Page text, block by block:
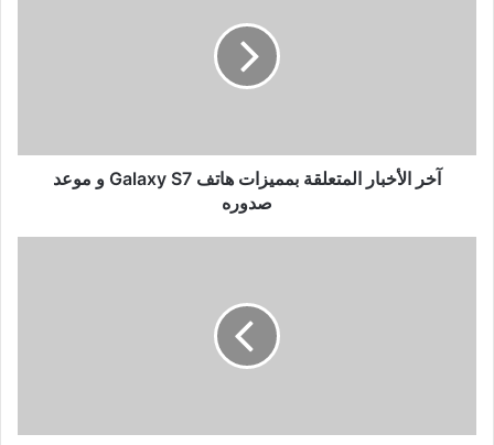
موعد
صدوره
آخر الأخبار المتعلقة بمميزات هاتف Galaxy S7 و موعد
صدوره